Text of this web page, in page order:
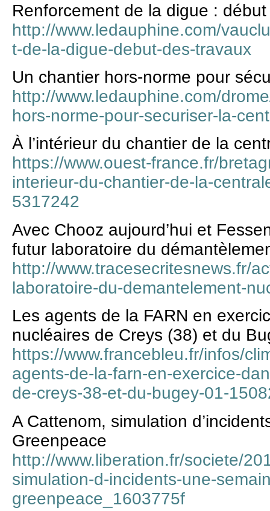
Renforcement de la digue :
http://www.ledauphine.com/
t-de-la-digue-debut-des-travaux
Un chantier hors-norme pour
http://www.ledauphine.com/
hors-norme-pour-securiser-la-
À l’intérieur du chantier de la
https://www.ouest-france.fr/
interieur-du-chantier-de-la-
5317242
Avec Chooz aujourd’hui et
futur laboratoire du
http://www.tracesecritesnews.fr/
laboratoire-du-demantelement-
Les agents de la FARN en
nucléaires de Creys (38) et du
https://www.francebleu.fr/infos/
agents-de-la-farn-en-exercice-
de-creys-38-et-du-bugey-01-
A Cattenom, simulation
Greenpeace
http://www.liberation.fr/societe/
simulation-d-incidents-une-
greenpeace_1603775f